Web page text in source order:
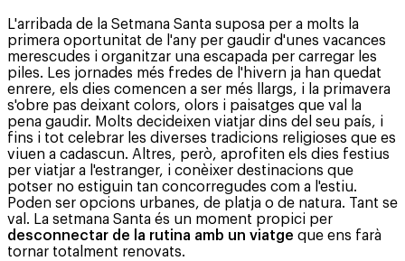
L'arribada de la Setmana Santa suposa per a molts la
primera oportunitat de l'any per gaudir d'unes vacances
merescudes i organitzar una escapada per carregar les
piles. Les jornades més fredes de l'hivern ja han quedat
enrere, els dies comencen a ser més llargs, i la primavera
s'obre pas deixant colors, olors i paisatges que val la
pena gaudir. Molts decideixen viatjar dins del seu país, i
fins i tot celebrar les diverses tradicions religioses que es
viuen a cadascun. Altres, però, aprofiten els dies festius
per viatjar a l'estranger, i conèixer destinacions que
potser no estiguin tan concorregudes com a l'estiu.
Poden ser opcions urbanes, de platja o de natura. Tant se
val. La setmana Santa és un moment propici per
desconnectar de la rutina amb un viatge que ens farà
tornar totalment renovats.